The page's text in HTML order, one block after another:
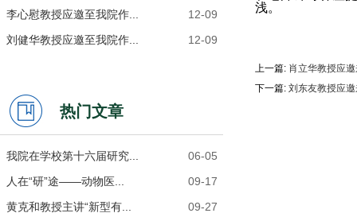
12-09
李心慰教授应邀至我院作...
12-09
刘健华教授应邀至我院作...
热门文章
06-05
我院在学校第十六届研究...
09-17
人在“研”途——动物医...
09-27
黄克和教授主讲“新型有...
浅。
上一篇: 肖立华教授应
下一篇: 刘东友教授应